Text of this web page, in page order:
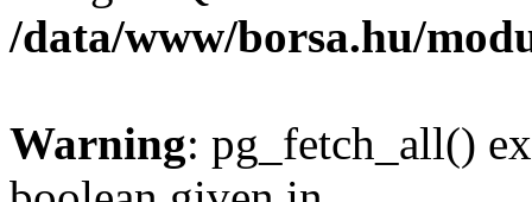
/data/www/borsa.hu/
Warning: pg_fetch_all()